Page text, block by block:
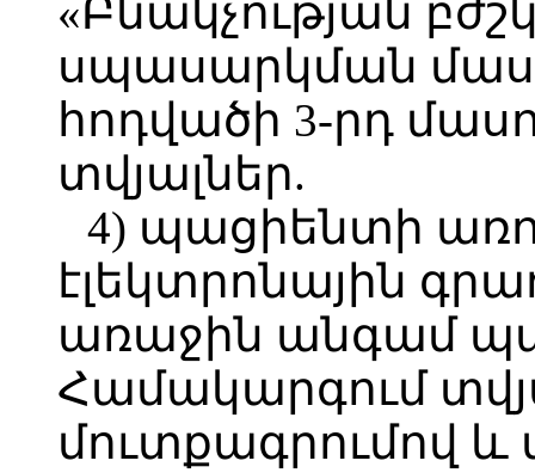
«Բնակչության
սպասարկման
հոդվածի 3-րդ
տվյալներ.
4) պացիենտի
էլեկտրոնային
առաջին անգամ
Համակարգում
մուտքագրումով